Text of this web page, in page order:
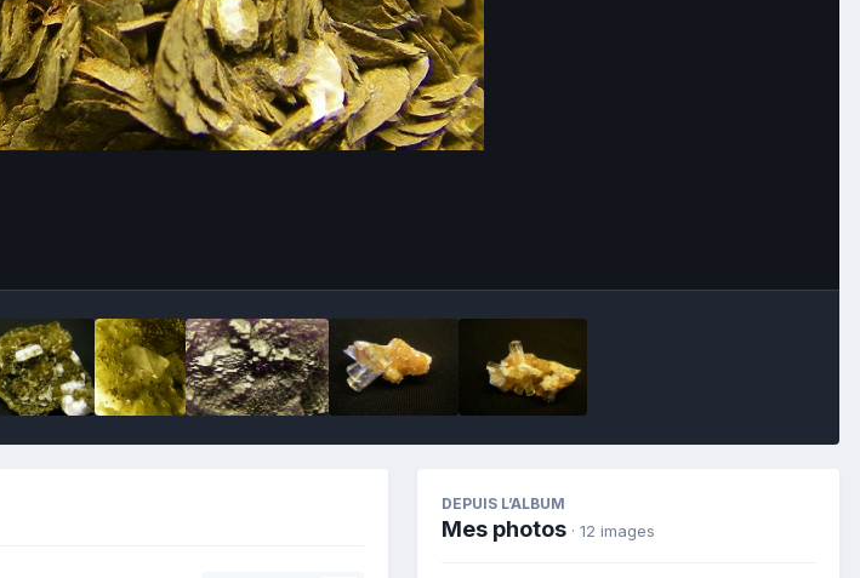
DEPUIS L’ALBUM
Mes photos · 12 images